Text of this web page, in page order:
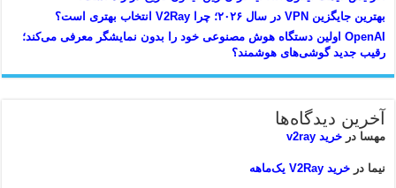
بهترین جایگزین VPN در سال ۲۰۲۶؛ چرا V2Ray انتخاب بهتری است؟
OpenAI اولین دستگاه هوش مصنوعی خود را بدون نمایشگر معرفی می‌کند؛
رقیب جدید گوشی‌های هوشمند؟
آخرین دیدگاه‌ها
مهسا درخرید v2ray
نیما درخرید V2Ray یک‌ماهه